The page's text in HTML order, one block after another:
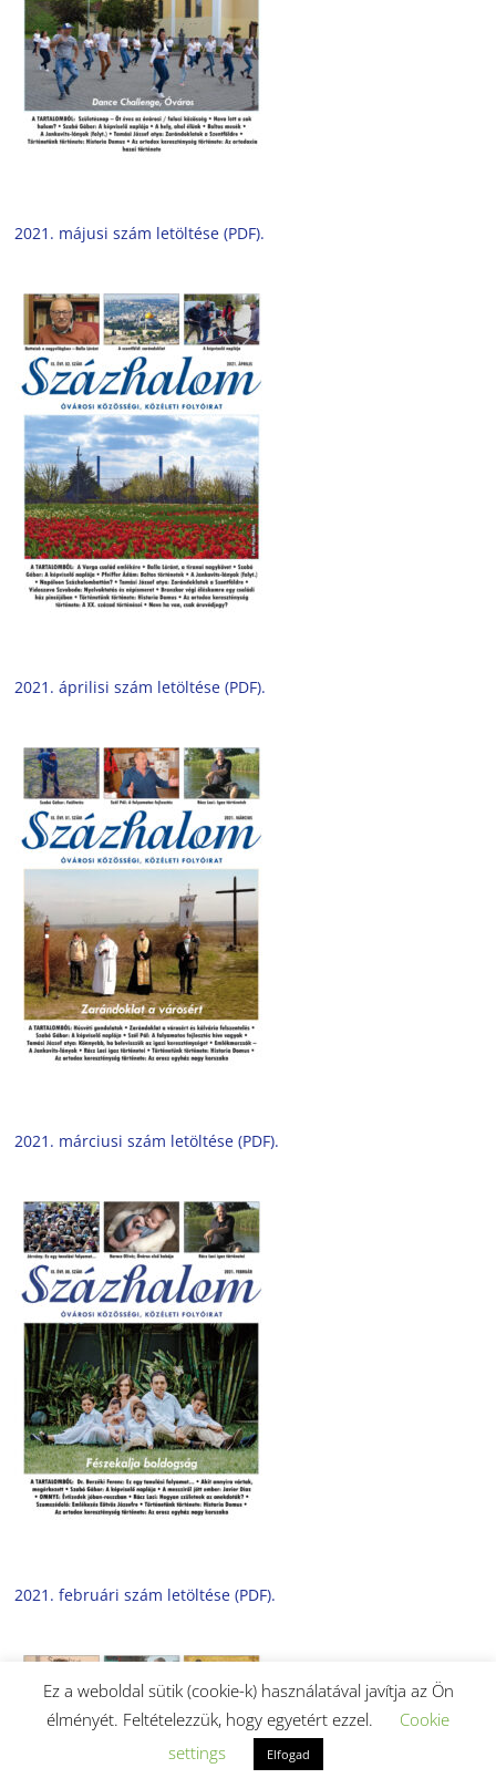
2021. májusi szám letöltése (PDF).
2021. áprilisi szám letöltése (PDF).
2021. márciusi szám letöltése (PDF).
2021. februári szám letöltése (PDF).
Ez a weboldal sütik (cookie-k) használatával javítja az Ön
élményét. Feltételezzük, hogy egyetért ezzel.
Cookie
settings
Elfogad